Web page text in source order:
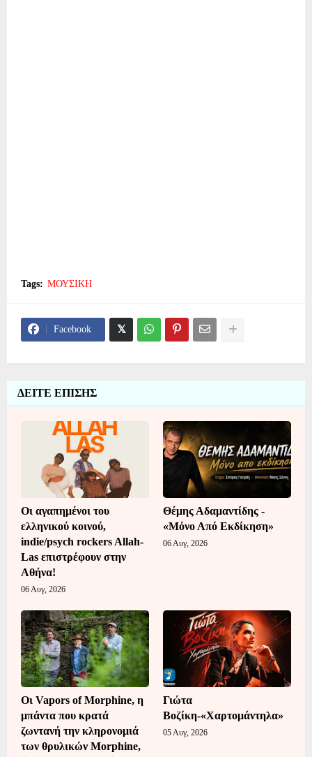
Tags: ΜΟΥΣΙΚΗ
Facebook
ΔΕΙΤΕ ΕΠΙΣΗΣ
Οι αγαπημένοι του
ελληνικού κοινού,
indie/psych rockers Allah-
Las επιστρέφουν στην
Αθήνα!
06 Αυγ, 2026
Θέμης Αδαμαντίδης -
«Μόνο Από Εκδίκηση»
06 Αυγ, 2026
Οι Vapors of Morphine, η
μπάντα που κρατά
ζωντανή την κληρονομιά
των θρυλικών Morphine,
Γιώτα
Βοζίκη-«Χαρτομάντηλα»
05 Αυγ, 2026